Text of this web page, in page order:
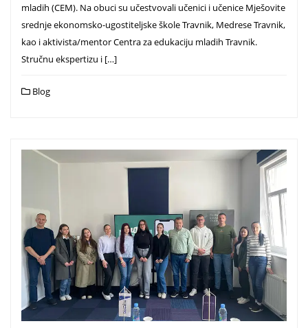
mladih (CEM). Na obuci su učestvovali učenici i učenice Mješovite
srednje ekonomsko-ugostiteljske škole Travnik, Medrese Travnik,
kao i aktivista/mentor Centra za edukaciju mladih Travnik.
Stručnu ekspertizu i […]
Blog